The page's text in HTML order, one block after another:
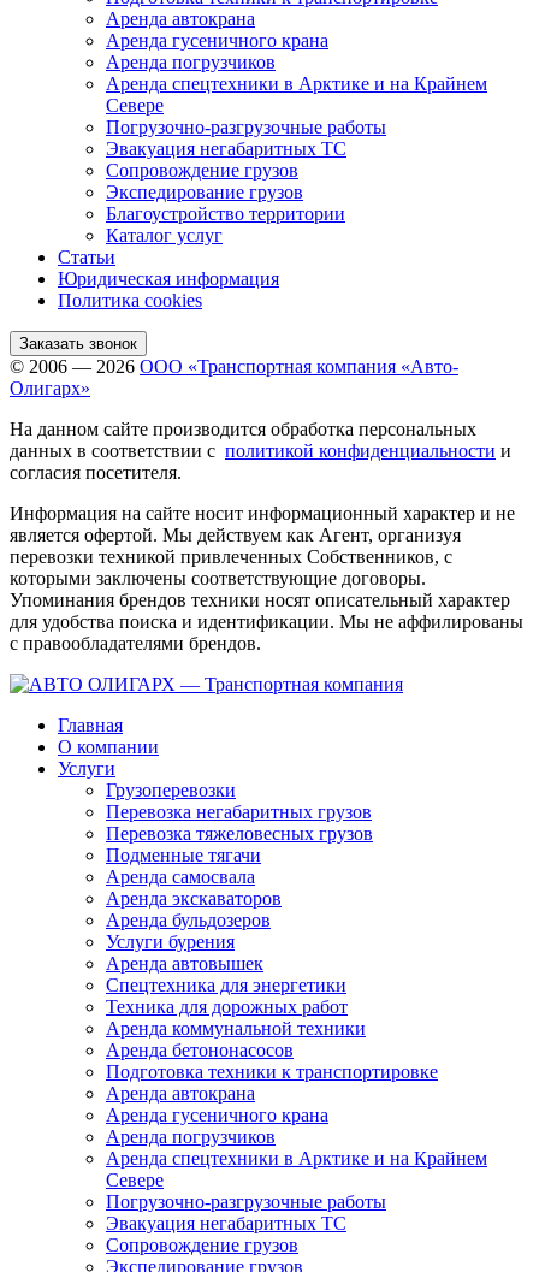
Аренда автокрана
Аренда гусеничного крана
Аренда погрузчиков
Аренда спецтехники в Арктике и на Крайнем
Севере
Погрузочно-разгрузочные работы
Эвакуация негабаритных ТС
Сопровождение грузов
Экспедирование грузов
Благоустройство территории
Каталог услуг
Статьи
Юридическая информация
Политика cookies
Заказать звонок
© 2006 — 2026 ООО «Транспортная компания «Авто-
Олигарх»
На данном сайте производится обработка персональных
данных в соответствии с политикой конфиденциальности и
согласия посетителя.
Информация на сайте носит информационный характер и не
является офертой. Мы действуем как Агент, организуя
перевозки техникой привлеченных Собственников, с
которыми заключены соответствующие договоры.
Упоминания брендов техники носят описательный характер
для удобства поиска и идентификации. Мы не аффилированы
с правообладателями брендов.
Главная
О компании
Услуги
Грузоперевозки
Перевозка негабаритных грузов
Перевозка тяжеловесных грузов
Подменные тягачи
Аренда самосвала
Аренда экскаваторов
Аренда бульдозеров
Услуги бурения
Аренда автовышек
Спецтехника для энергетики
Техника для дорожных работ
Аренда коммунальной техники
Аренда бетононасосов
Подготовка техники к транспортировке
Аренда автокрана
Аренда гусеничного крана
Аренда погрузчиков
Аренда спецтехники в Арктике и на Крайнем
Севере
Погрузочно-разгрузочные работы
Эвакуация негабаритных ТС
Сопровождение грузов
Экспедирование грузов